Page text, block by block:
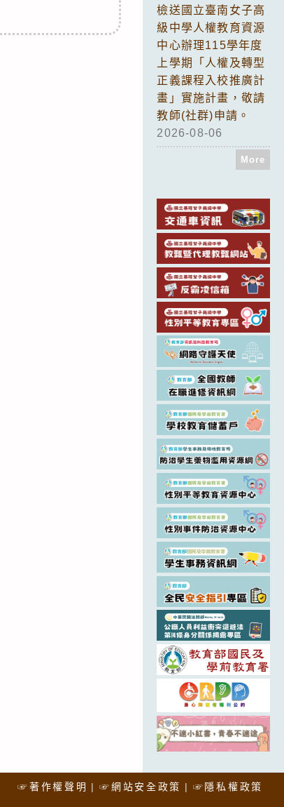
檢送國立臺南女子高
級中學人權教育資源
中心辦理115學年度
上學期「人權及轉型
正義課程入校推廣計
畫」實施計畫，敬請
教師(社群)申請。
2026-08-06
More
☞著作權聲明 ☞網站安全政策 ☞隱私權政策